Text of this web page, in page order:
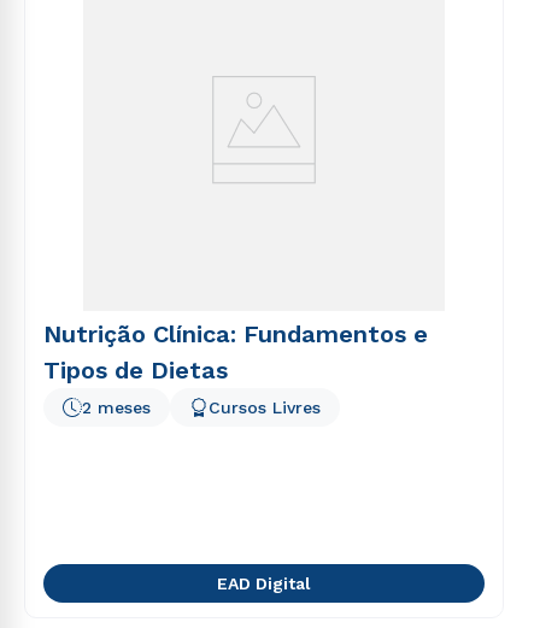
Nutrição Clínica: Fundamentos e
Tipos de Dietas
2 meses Cursos Livres
EAD Digital